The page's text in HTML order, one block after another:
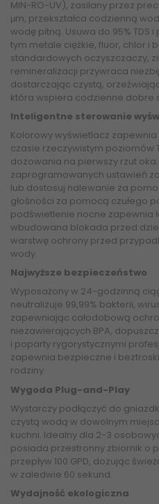
MIN-RO-UV), zasilany przez
μm, przekształca codzienną
wodę pitną. Usuwa do 95% TDS
tym metale ciężkie, fluor, chlor i
standardowych oczyszczaczy,
remineralizacji przywraca
dostarczając czystą,
która wspiera codzienne dobre
Inteligentne sterowanie
Kolorowy wyświetlacz
czasie rzeczywistym poziomów
dozowania na pierwszy rzut
zaprogramowanych ustawień
lub dostosuj nalewanie za
głośności za pomocą czułego
podświetlenie nocne zapewnia
wbudowana blokada przed
warstwę ochrony przed
wody.
Najwyższe bezpieczeństwo
Wyposażony w 24-godzinną
neutralizuje 99,99% bakterii,
zapewniając całodobową
niezawierających BPA,
i poparty rygorystycznymi
zapewnia bezpieczne i
rodziny.
Wygoda Plug-and-Play
Wystarczy podłączyć do
czystą wodą w dowolnym
kuchni. Idealny dla 2-3
posiada przestronny zbiornik o
przepływ 100 GPD, dozując
w zaledwie 60 sekund.
Wydajność ekologiczna